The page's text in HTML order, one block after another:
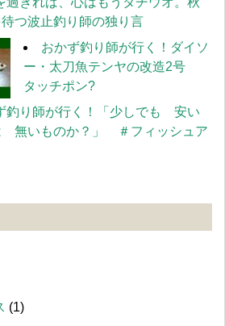
つ波止釣り師の独り言
おかず釣り師が行く！ダイソ
ー・太刀魚テンヤの改造2号
タッチポン?
釣り師が行く！「少しでも 安い
無いものか？」 ＃フィッシュア
(1)